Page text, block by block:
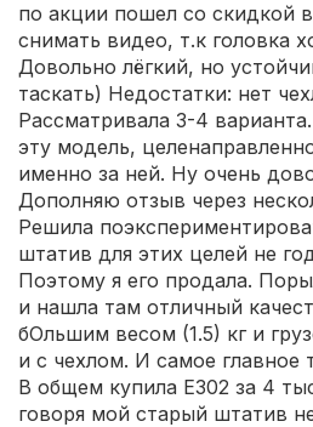
по акции пошел со скидкой
снимать видео, т.к головка
Довольно лёгкий, но
таскать) Недостатки: нет
Рассматривала 3-4
эту модель,
именно за ней. Ну очень
Дополняю отзыв через
Решила
штатив для этих целей не
Поэтому я его продала.
и нашла там отличный
бОльшим весом (1.5) кг и
и с чехлом. И самое главное
В общем купила Е302 за 4
говоря мой старый штатив